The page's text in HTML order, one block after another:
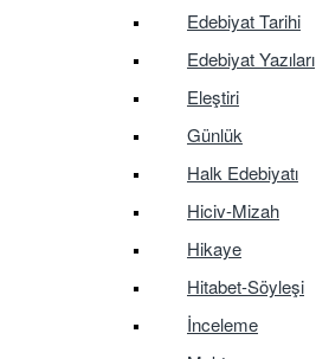
Edebiyat Tarihi
Edebiyat Yazıları
Eleştiri
Günlük
Halk Edebiyatı
Hiciv-Mizah
Hikaye
Hitabet-Söyleşi
İnceleme